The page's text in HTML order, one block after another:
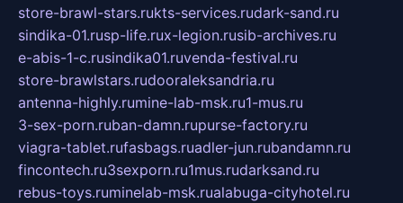
store-brawl-stars.rukts-services.rudark-sand.ru
sindika-01.rusp-life.rux-legion.rusib-archives.ru
e-abis-1-c.rusindika01.ruvenda-festival.ru
store-brawlstars.rudooraleksandria.ru
antenna-highly.rumine-lab-msk.ru1-mus.ru
3-sex-porn.ruban-damn.rupurse-factory.ru
viagra-tablet.rufasbags.ruadler-jun.rubandamn.ru
fincontech.ru3sexporn.ru1mus.rudarksand.ru
rebus-toys.ruminelab-msk.rualabuga-cityhotel.ru